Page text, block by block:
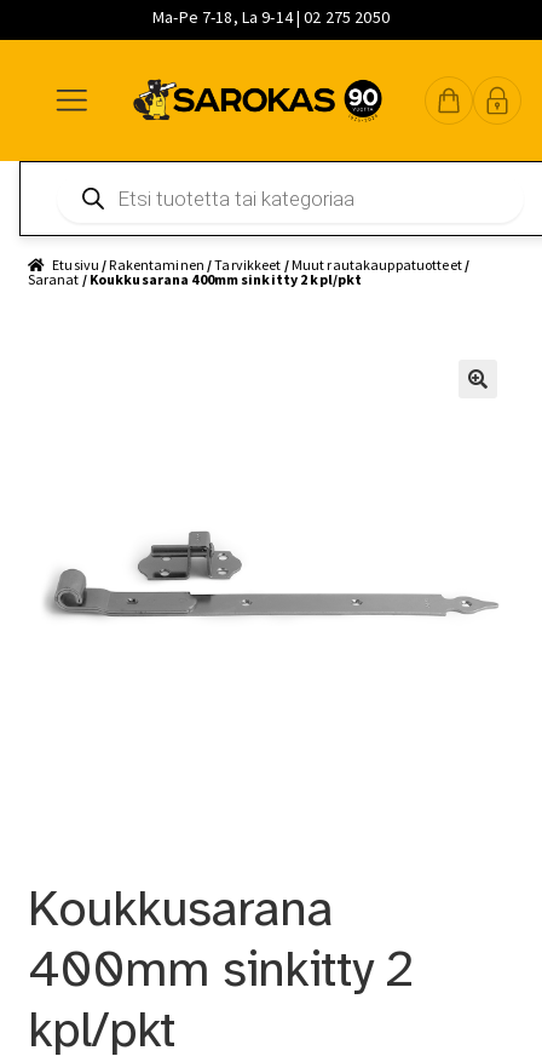
Ma-Pe 7-18, La 9-14 | 02 275 2050
navigointiin
sisältöön
pääsisältöön
search
Etusivu /Rakentaminen /Tarvikkeet /Muut rautakauppatuotteet/
Saranat / Koukkusarana 400mm sinkitty 2 kpl/pkt
Koukkusarana
400mm sinkitty 2
kpl/pkt